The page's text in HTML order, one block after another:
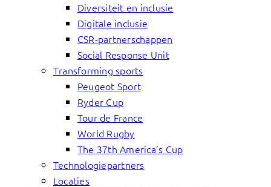
Diversiteit en inclusie
Digitale inclusie
CSR-partnerschappen
Social Response Unit
Transforming sports
Peugeot Sport
Ryder Cup
Tour de France
World Rugby
The 37th America’s Cup
Technologiepartners
Locaties